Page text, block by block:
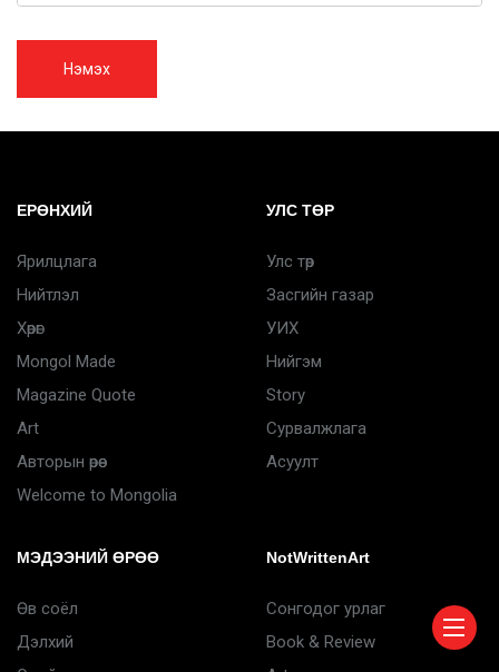
Нэмэх
ЕРӨНХИЙ
Ярилцлага
Нийтлэл
Хөрөг
Mongol Made
Magazine Quote
Art
Авторын өрөө
Welcome to Mongolia
УЛС ТӨР
Улс төр
Засгийн газар
УИХ
Нийгэм
Story
Сурвалжлага
Асуулт
МЭДЭЭНИЙ ӨРӨӨ
Өв соёл
Дэлхий
NotWrittenArt
Сонгодог урлаг
Book & Review